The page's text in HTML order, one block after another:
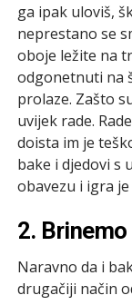
ga ipak uloviš,
neprestano se
oboje ležite na
odgonetnuti na
prolaze. Zašto
uvijek rade.
doista im je
bake i djedovi s
obavezu i igra
2. Brinemo
Naravno da i
drugačiji način